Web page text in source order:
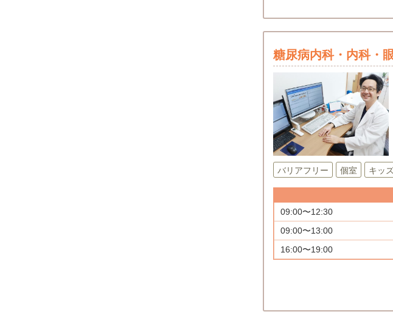
糖尿病内科・内科・
バリアフリー 個室 キッ
09:00〜12:30
09:00〜13:00
16:00〜19:00